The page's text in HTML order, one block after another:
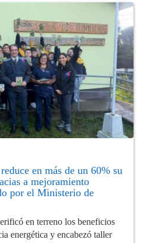
en más de un 60% su
a mejoramiento
por el Ministerio de
en terreno los beneficios
energética y encabezó taller